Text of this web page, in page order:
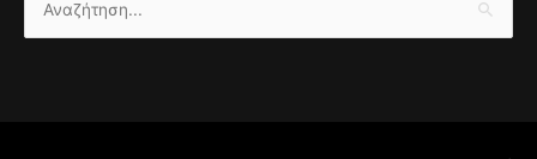
Αναζήτηση
για: